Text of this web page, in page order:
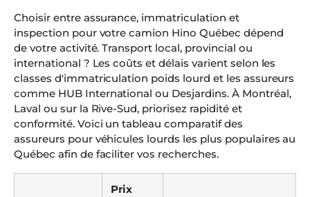
Choisir entre assurance, immatriculation et
inspection pour votre camion Hino Québec dépend
de votre activité. Transport local, provincial ou
international ? Les coûts et délais varient selon les
classes d'immatriculation poids lourd et les assureurs
comme HUB International ou Desjardins. À Montréal,
Laval ou sur la Rive-Sud, priorisez rapidité et
conformité. Voici un tableau comparatif des
assureurs pour véhicules lourds les plus populaires au
Québec afin de faciliter vos recherches.
Prix